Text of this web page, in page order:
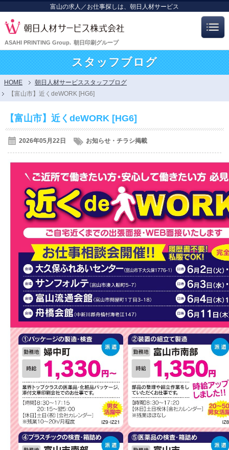
富山の求人／お仕事探しは、朝日人材サービス
ASAHI PRINTING Group. 朝日印刷グループ
スタッフブログ
HOME
朝日人材サービススタッフブログ
【富山市】近くdeWORK [HG6]
【富山市】近くdeWORK [HG6]
2026年05月22日 お知らせ・チラシ掲載